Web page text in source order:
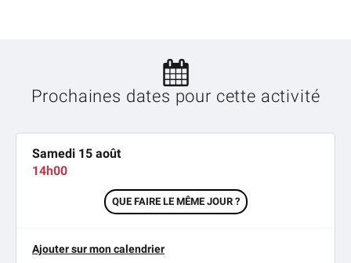
Prochaines dates pour cette activité
Samedi 15 août
14h00
QUE FAIRE LE MÊME JOUR ?
Ajouter sur mon calendrier